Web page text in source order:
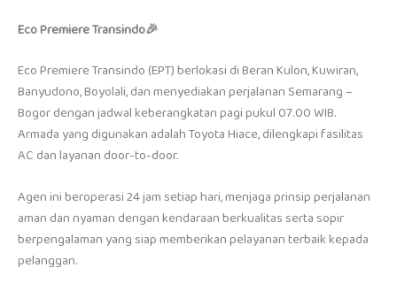
Eco Premiere Transindo🎉
Eco Premiere Transindo (EPT) berlokasi di Beran Kulon, Kuwiran,
Banyudono, Boyolali, dan menyediakan perjalanan Semarang –
Bogor dengan jadwal keberangkatan pagi pukul 07.00 WIB.
Armada yang digunakan adalah Toyota Hiace, dilengkapi fasilitas
AC dan layanan door-to-door.
Agen ini beroperasi 24 jam setiap hari, menjaga prinsip perjalanan
aman dan nyaman dengan kendaraan berkualitas serta sopir
berpengalaman yang siap memberikan pelayanan terbaik kepada
pelanggan.